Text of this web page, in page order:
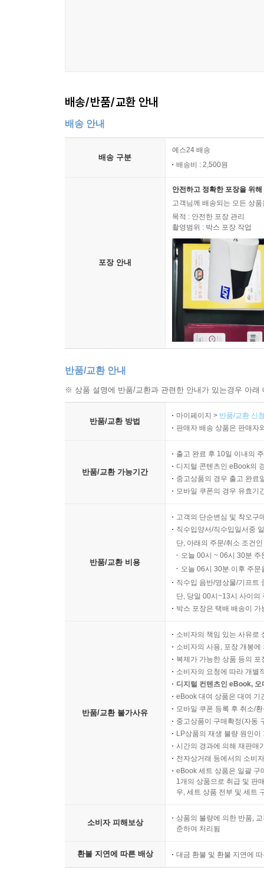
배송/반품/교환 안내
배송 안내
배송 구분
예스24 배송
배송비 : 2,500원
포장 안내
안전하고 정확한 포장을 위
고객님께 배송되는 모든 상
목적 : 안전한 포장 관리
촬영범위 : 박스 포장 작업
반품/교환 안내
※ 상품 설명에 반품/교환과 관련한 안내가 있는경우 아
반품/교환 방법
마이페이지 > 반품/교환 신
판매자 배송 상품은 판매자
반품/교환 가능기간
출고 완료 후 10일 이내의
디지털 콘텐츠인 eBook의
중고상품의 경우 출고 완료
모바일 쿠폰의 경우 유효기
반품/교환 비용
고객의 단순변심 및 착오구
직수입양서/직수입일서중
단, 아래의 주문/취소 조건
오늘 00시 ~ 06시 30분
오늘 06시 30분 이후 주
직수입 음반/영상물/기프트
단, 당일 00시~13시 사이의
박스 포장은 택배 배송이
반품/교환 불가사유
소비자의 책임 있는 사유로
소비자의 사용, 포장 개봉
복제가 가능한 상품 등의
소비자의 요청에 따라 개별
디지털 컨텐츠인 eBook,
eBook 대여 상품은 대여 기
모바일 쿠폰 등록 후 취소/
중고상품이 구매확정(자동
LP상품의 재생 불량 원인
시간의 경과에 의해 재판매
전자상거래 등에서의 소비
eBook 세트 상품은 일괄 구
1개의 상품으로 취급 및 판
우, 세트 상품 전부 및 세트
소비자 피해보상
상품의 불량에 의한 반품,
준하여 처리됨
환불 지연에 따른 배상 대금 환불 및 환불 지연에